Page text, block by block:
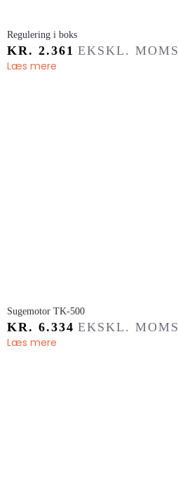
​Regulering i boks
KR. 2.361 EKSKL. MOMS
Læs mere
​Sugemotor TK-500
KR. 6.334 EKSKL. MOMS
Læs mere